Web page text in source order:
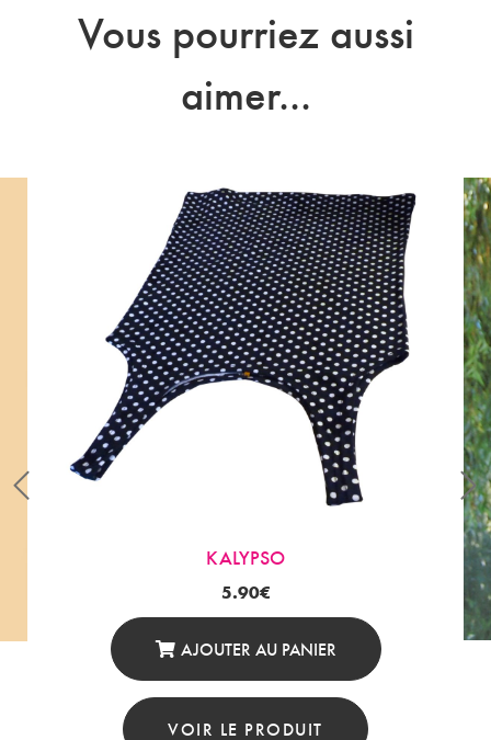
Vous pourriez aussi
aimer...
KALYPSO
5.90€
AJOUTER AU PANIER
VOIR LE PRODUIT